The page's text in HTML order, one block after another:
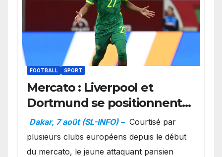
FOOTBALL SPORT
Mercato : Liverpool et
Dortmund se positionnent
en favoris pour recruter
Ibrahim Mbaye
Dakar, 7 août (SL-INFO) – Courtisé par
plusieurs clubs européens depuis le début
du mercato, le jeune attaquant parisien